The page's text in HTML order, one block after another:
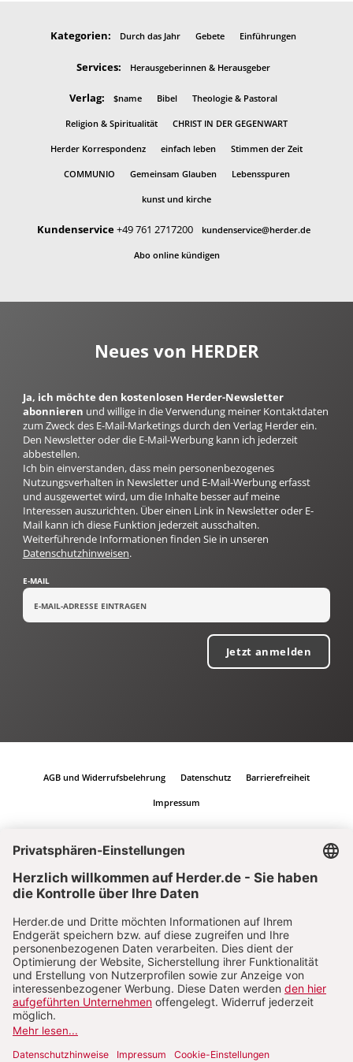
Kategorien: Durch das Jahr Gebete Einführungen
Services: Herausgeberinnen & Herausgeber
Verlag: $name Bibel Theologie & Pastoral
Religion & Spiritualität CHRIST IN DER GEGENWART
Herder Korrespondenz einfach leben Stimmen der Zeit
COMMUNIO Gemeinsam Glauben Lebensspuren
kunst und kirche
Kundenservice+49 761 2717200 kundenservice@herder.de
Abo online kündigen
Neues von HERDER
Ja, ich möchte den kostenlosen Herder-Newsletter
abonnieren und willige in die Verwendung meiner Kontaktdaten
zum Zweck des E-Mail-Marketings durch den Verlag Herder ein.
Den Newsletter oder die E-Mail-Werbung kann ich jederzeit
abbestellen.
Ich bin einverstanden, dass mein personenbezogenes
Nutzungsverhalten in Newsletter und E-Mail-Werbung erfasst
und ausgewertet wird, um die Inhalte besser auf meine
Interessen auszurichten. Über einen Link in Newsletter oder E-
Mail kann ich diese Funktion jederzeit ausschalten.
Weiterführende Informationen finden Sie in unseren
Datenschutzhinweisen.
E-MAIL
Jetzt anmelden
AGB und Widerrufsbelehrung Datenschutz Barrierefreiheit
Impressum
Vertrag widerrufen